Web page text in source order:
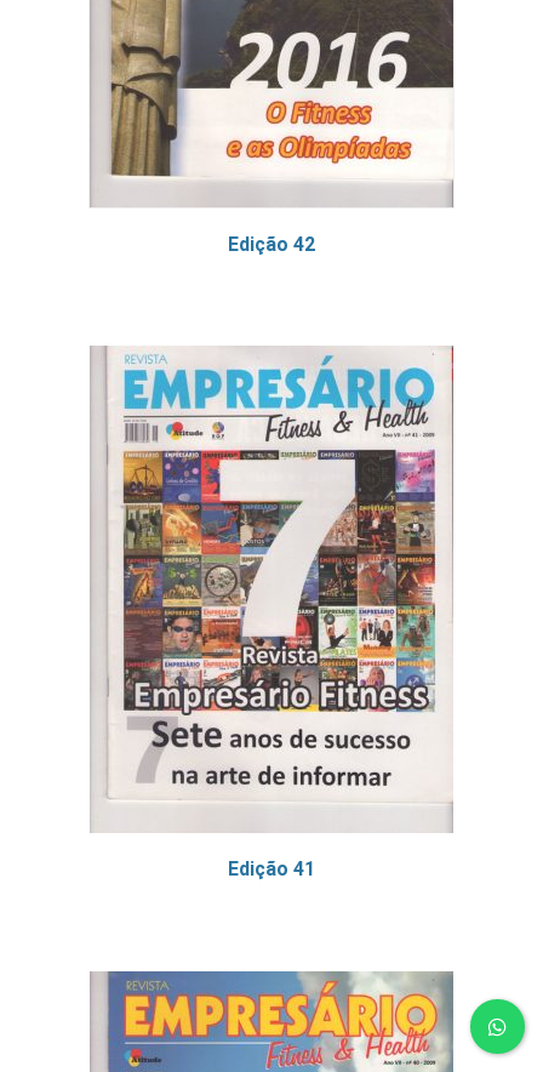
Edição 42
Edição 41